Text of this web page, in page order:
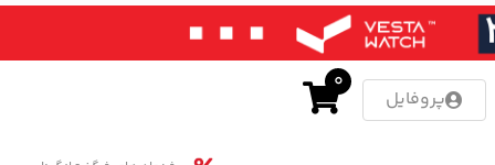
پروفایل
0